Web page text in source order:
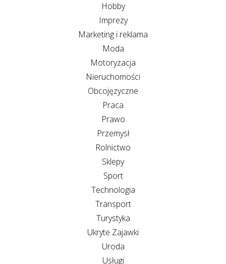
Hobby
Imprezy
Marketing i reklama
Moda
Motoryzacja
Nieruchomości
Obcojęzyczne
Praca
Prawo
Przemysł
Rolnictwo
Sklepy
Sport
Technologia
Transport
Turystyka
Ukryte Zajawki
Uroda
Usługi